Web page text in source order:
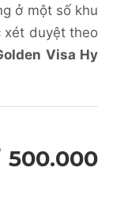
ở một số khu
xét duyệt theo
Visa Hy
500.000